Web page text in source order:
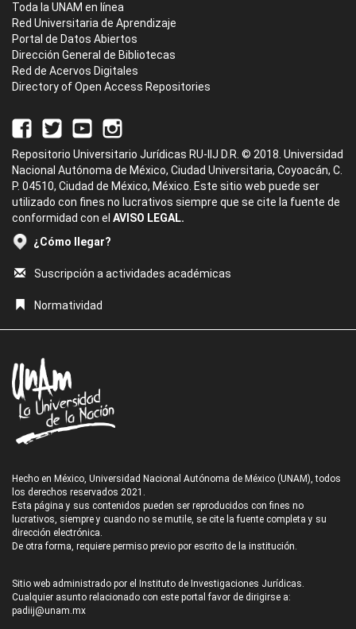
Toda la UNAM en línea
Red Universitaria de Aprendizaje
Portal de Datos Abiertos
Dirección General de Bibliotecas
Red de Acervos Digitales
Directory of Open Access Repositories
Repositorio Universitario Jurídicas RU-IIJ D.R. © 2018. Universidad
Nacional Autónoma de México, Ciudad Universitaria, Coyoacán, C.
P. 04510, Ciudad de México, México. Este sitio web puede ser
utilizado con fines no lucrativos siempre que se cite la fuente de
conformidad con el AVISO LEGAL.
¿Cómo llegar?
Suscripción a actividades académicas
Normatividad
Hecho en México, Universidad Nacional Autónoma de México (UNAM), todos
los derechos reservados 2021.
Esta página y sus contenidos pueden ser reproducidos con fines no
lucrativos, siempre y cuando no se mutile, se cite la fuente completa y su
dirección electrónica.
De otra forma, requiere permiso previo por escrito de la institución.
Sitio web administrado por el Instituto de Investigaciones Jurídicas.
Cualquier asunto relacionado con este portal favor de dirigirse a:
padiij@unam.mx